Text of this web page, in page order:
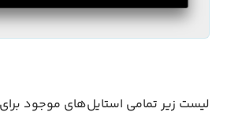
لیست زیر تمامی استایل‌های موجود